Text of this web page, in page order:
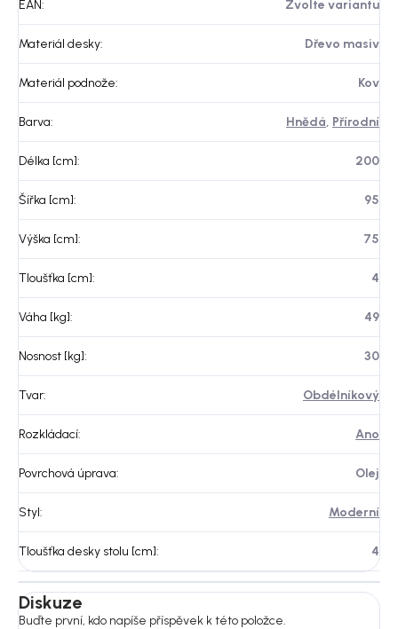
EAN: Zvolte variantu
Materiál desky: Dřevo masiv
Materiál podnože: Kov
Barva: Hnědá, Přírodní
Délka [cm]: 200
Šířka [cm]: 95
Výška [cm]: 75
Tloušťka [cm]: 4
Váha [kg]: 49
Nosnost [kg]: 30
Tvar: Obdélníkový
Rozkládací: Ano
Povrchová úprava: Olej
Styl: Moderní
Tloušťka desky stolu [cm]: 4
Diskuze
Buďte první, kdo napíše příspěvek k této položce.